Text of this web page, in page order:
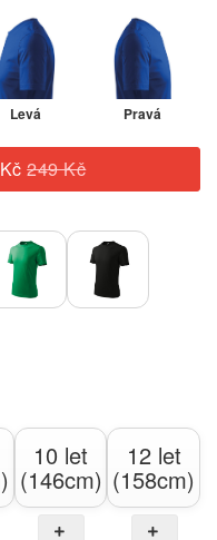
Levá Pravá
249 Kč
10 let
(146cm)
12 let
(158cm)